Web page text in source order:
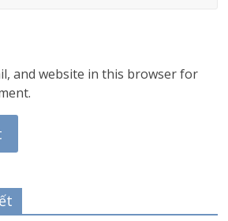
and website in this browser for